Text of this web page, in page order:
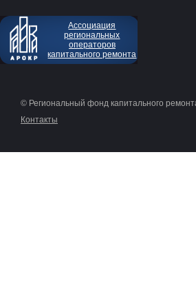
Ассоциация
региональных
операторов
капитального ремонта
© Региональный фонд капитального
Контакты